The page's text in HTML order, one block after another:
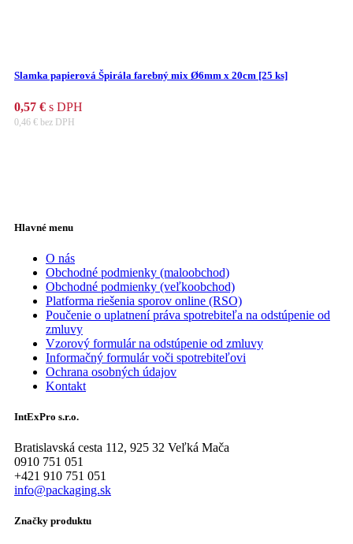
Slamka papierová Špirála farebný mix Ø6mm x 20cm [25 ks]
0,57 € s DPH
0,46 € bez DPH
Hlavné menu
O nás
Obchodné podmienky (maloobchod)
Obchodné podmienky (veľkoobchod)
Platforma riešenia sporov online (RSO)
Poučenie o uplatnení práva spotrebiteľa na odstúpenie od
zmluvy
Vzorový formulár na odstúpenie od zmluvy
Informačný formulár voči spotrebiteľovi
Ochrana osobných údajov
Kontakt
IntExPro s.r.o.
Bratislavská cesta 112, 925 32 Veľká Mača
0910 751 051
+421 910 751 051
info@packaging.sk
Značky produktu